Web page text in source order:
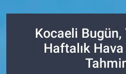
Kocaeli Bugün,
Haftalık
Kültür & Sanat
Tüm Manşetler
Son Dakika Haberleri